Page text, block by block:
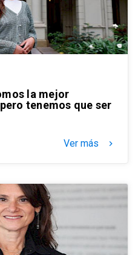
la mejor
tenemos que ser
Ver más keyboard_arrow_right